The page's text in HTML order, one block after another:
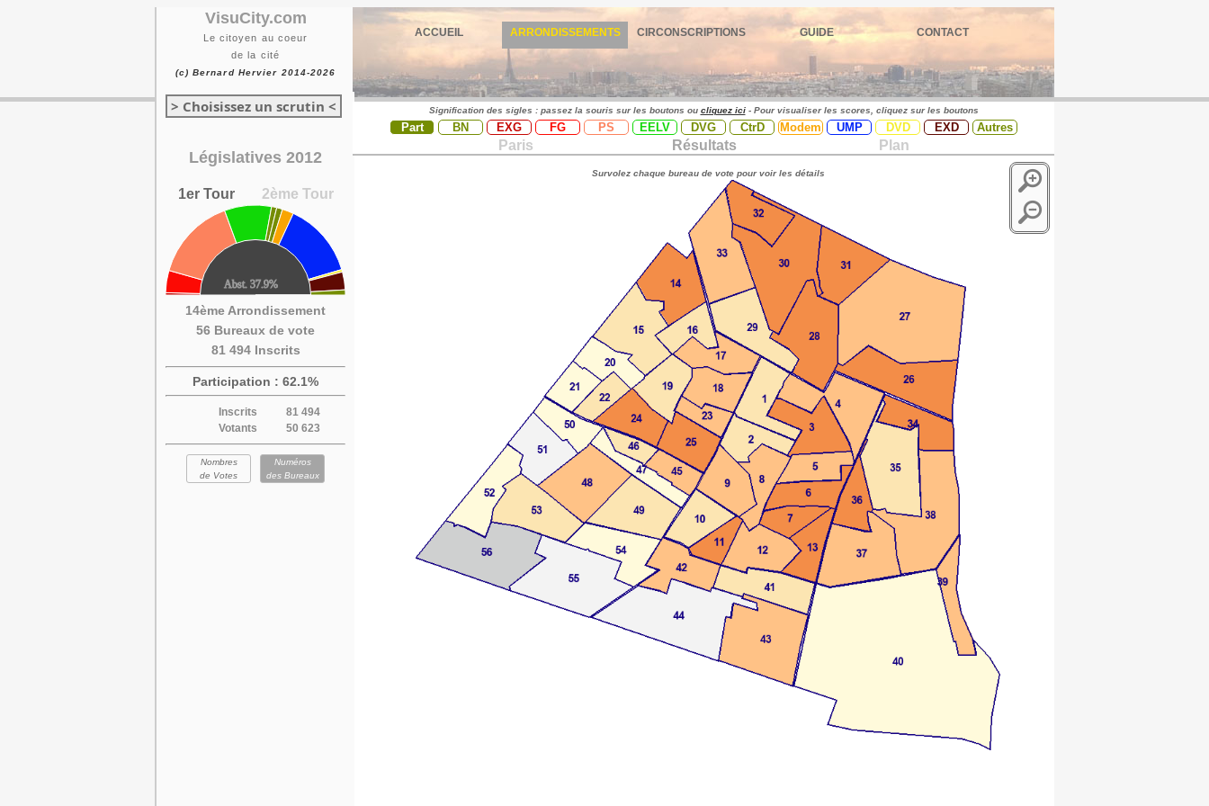
VisuCity.com
Le citoyen au coeur
de la cité
(c) Bernard Hervier 2014-2026
ACCUEIL ARRONDISSEMENTS CIRCONSCRIPTIONS GUIDE CONTACT
> Choisissez un scrutin <
Législatives 2012
1er Tour 2ème Tour
14ème Arrondissement
56 Bureaux de vote
81 494 Inscrits
Participation : 62.1%
Inscrits
81 494
Votants
50 623
Nombres
de Votes
Numéros
des Bureaux
Signification des sigles : passez la souris sur les boutons ou cliquez ici- Pour visualiser les scores, cliquez sur les boutons
Part BN EXG FG PS EELV DVG CtrD Modem UMP DVD EXD Autres
Paris Résultats Plan
Survolez chaque bureau de vote pour voir les détails